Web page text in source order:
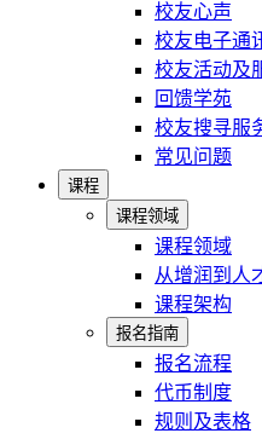
校友心声
校友电子通
校友活动及
回馈学苑
校友搜寻服
常见问题
课程
课程领域
课程领域
从增润到人
课程架构
报名指南
报名流程
代币制度
规则及表格